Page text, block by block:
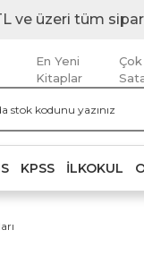
ve üzeri tüm
En Yeni
Kitaplar
Çok
KPSS İLKOKUL